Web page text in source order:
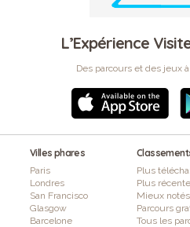
L’Expérience
Des parcours et des jeux
Villes phares
Paris
Londres
San Francisco
Glasgow
Barcelone
Plus
Plus
Mieux notés
Parcours
Tous les